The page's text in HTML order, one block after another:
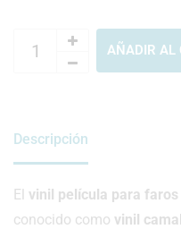
AÑADIR AL
Descripción
El vinil película para
conocido como vinil